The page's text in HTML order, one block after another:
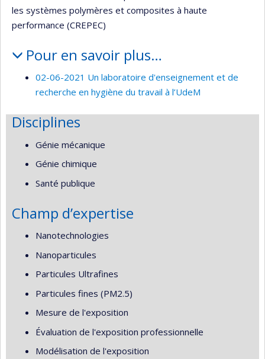
les systèmes polymères et composites à haute
performance (CREPEC)
Pour en savoir plus…
02-06-2021 Un laboratoire d'enseignement et de
recherche en hygiène du travail à l’UdeM
Disciplines
Génie mécanique
Génie chimique
Santé publique
Champ d’expertise
Nanotechnologies
Nanoparticules
Particules Ultrafines
Particules fines (PM2.5)
Mesure de l'exposition
Évaluation de l'exposition professionnelle
Modélisation de l'exposition